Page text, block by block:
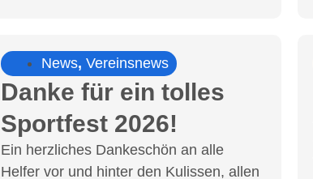
News, Vereinsnews
Danke für ein tolles
Sportfest 2026!
Ein herzliches Dankeschön an alle
Helfer vor und hinter den Kulissen, allen